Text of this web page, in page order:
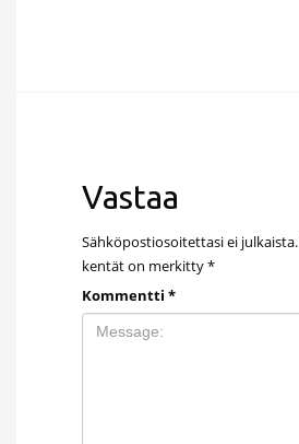
Vastaa
Sähköpostiosoitettasi ei julkaista.
kentät on merkitty*
Kommentti *